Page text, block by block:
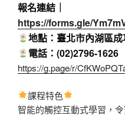
報名連結｜
https://forms.gle/
地點：臺北市內湖區
電話：(02)2796-1626
https://g.page/r/
課程特色
智能的觸控互動式學習，